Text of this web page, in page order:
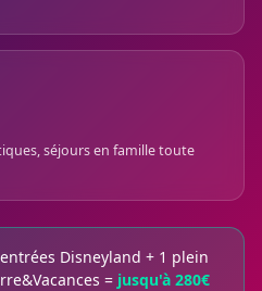
séjours en famille toute
Disneyland + 1 plein
= jusqu'à 280€